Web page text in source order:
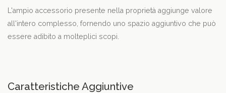
L'ampio accessorio presente nella proprietà aggiunge valore
all'intero complesso, fornendo uno spazio aggiuntivo che può
essere adibito a molteplici scopi.
Caratteristiche Aggiuntive